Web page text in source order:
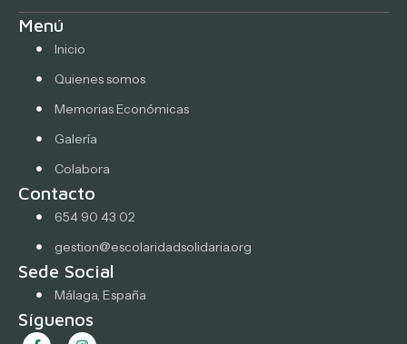
Menú
Inicio
Quienes somos
Memorias Económicas
Galería
Colabora
Contacto
654 90 43 02
gestion@escolaridadsolidaria.org
Sede Social
Málaga, España
Síguenos